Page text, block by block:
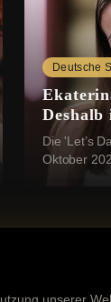
Deutsche
Richtige
Die 'Let’s
Oktober